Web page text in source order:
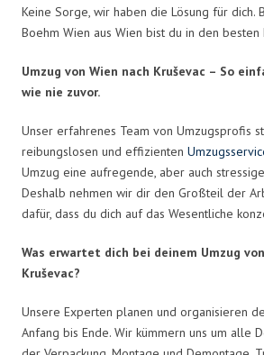
Keine Sorge, wir haben die Lösung für dich.
Boehm Wien aus Wien bist du in den besten
Umzug von Wien nach Kruševac – So
wie nie zuvor.
Unser erfahrenes Team von Umzugsprofis
reibungslosen und effizienten
Umzug eine aufregende, aber auch
Deshalb nehmen wir dir den Großteil der
dafür, dass du dich auf das Wesentliche
Was erwartet dich bei deinem Umzug
Kruševac?
Unsere Experten planen und organisieren
Anfang bis Ende. Wir kümmern uns um alle